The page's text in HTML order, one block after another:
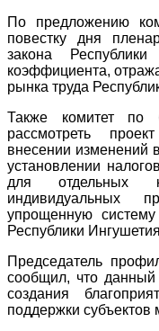
По предложению
повестку дня
закона
коэффициента,
рынка труда
Также комитет по
рассмотреть
внесении изменений
установлении
для отдельных
индивидуальных
упрощенную
Республики
Председатель
сообщил, что данный
создания
поддержки субъектов